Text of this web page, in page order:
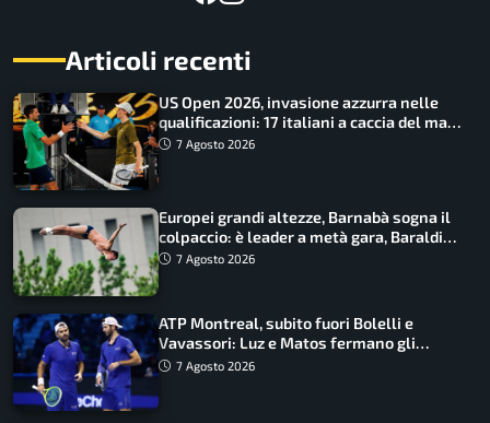
Articoli recenti
US Open 2026, invasione azzurra nelle
qualificazioni: 17 italiani a caccia del main
draw7 Agosto 2026
Europei grandi altezze, Barnabà sogna il
colpaccio: è leader a metà gara, Baraldi
ancora in corsa
7 Agosto 2026
ATP Montreal, subito fuori Bolelli e
Vavassori: Luz e Matos fermano gli
azzurri
7 Agosto 2026